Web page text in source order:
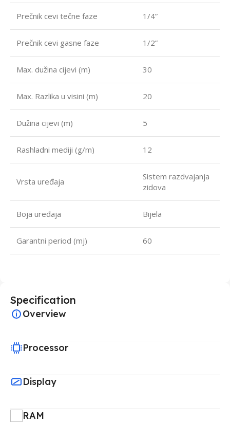
Prečnik cevi tečne faze 1/4”
Prečnik cevi gasne faze 1/2”
Max. dužina cijevi (m) 30
Max. Razlika u visini (m) 20
Dužina cijevi (m) 5
Rashladni mediji (g/m) 12
Vrsta uređaja
Sistem razdvajanja
zidova
Boja uređaja Bijela
Garantni period (mj) 60
Specification
Overview
Processor
Display
RAM